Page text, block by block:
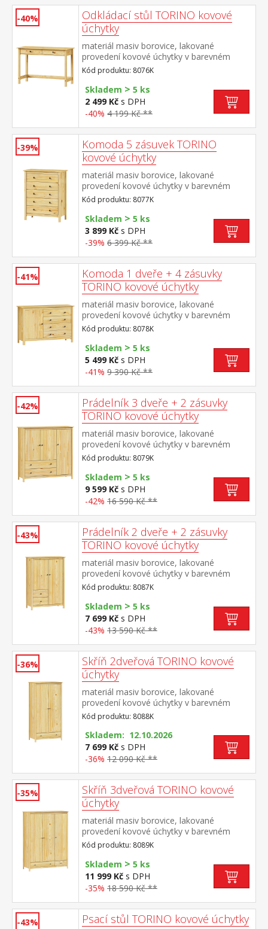
-40%
Odkládací stůl TORINO kovové
úchytky
materiál masiv borovice, lakované
provedení kovové úchytky v barevném
provedení černěná mosaz dvě zásuvky s
kovovými pojezdy
Kód produktu: 8076K
Skladem > 5 ks
2 499 Kč s DPH
-40% 4 199 Kč **
-39%
Komoda 5 zásuvek TORINO
kovové úchytky
materiál masiv borovice, lakované
provedení kovové úchytky v barevném
provedení černěná mosaz 5 zásuvek s
kovovými pojezdy
Kód produktu: 8077K
Skladem > 5 ks
3 899 Kč s DPH
-39% 6 399 Kč **
-41%
Komoda 1 dveře + 4 zásuvky
TORINO kovové úchytky
materiál masiv borovice, lakované
provedení kovové úchytky v barevném
provedení černěná mosaz 1 dvířka a 4
zásuvky s kovovými pojezdy
Kód produktu: 8078K
Skladem > 5 ks
5 499 Kč s DPH
-41% 9 390 Kč **
-42%
Prádelník 3 dveře + 2 zásuvky
TORINO kovové úchytky
materiál masiv borovice, lakované
provedení kovové úchytky v barevném
provedení černěná mosaz 3 dvířka a 2
zásuvky s kovovými pojezdy
Kód produktu: 8079K
Skladem > 5 ks
9 599 Kč s DPH
-42% 16 590 Kč **
-43%
Prádelník 2 dveře + 2 zásuvky
TORINO kovové úchytky
materiál masiv borovice, lakované
provedení kovové úchytky v barevném
provedení černěná mosaz 2 dvířka a 2
zásuvky s kovovými pojezdy
Kód produktu: 8087K
Skladem > 5 ks
7 699 Kč s DPH
-43% 13 590 Kč **
-36%
Skříň 2dveřová TORINO kovové
úchytky
materiál masiv borovice, lakované
provedení kovové úchytky v barevném
provedení černěná mosaz šatní skříň
vybavená šatní tyčí a policí ve spodní části
zásuvka s kovovými pojezdy doporučený
nástavec 8188K
Kód produktu: 8088K
Skladem: 12.10.2026
7 699 Kč s DPH
-36% 12 090 Kč **
-35%
Skříň 3dveřová TORINO kovové
úchytky
materiál masiv borovice, lakované
provedení kovové úchytky v barevném
provedení černěná mosaz prostor dělený v
poměru 2:1 širší část šatní tyč a police, užší
část 3 police ve spodní části 2 zásuvky s
kovovými pojezdy doporučený nástavec
8189K
Kód produktu: 8089K
Skladem > 5 ks
11 999 Kč s DPH
-35% 18 590 Kč **
-43% Psací stůl TORINO kovové úchytky